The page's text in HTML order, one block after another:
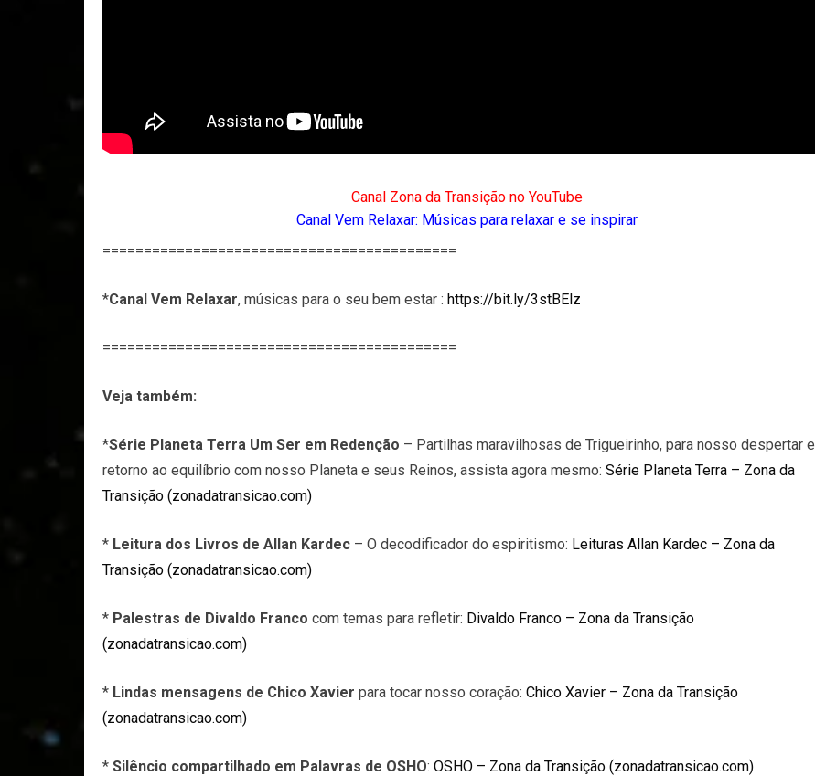
Canal Zona da Transição no YouTube
Canal Vem Relaxar: Músicas para relaxar e se inspirar
===========================================
*Canal Vem Relaxar, músicas para o seu bem estar : https://bit.ly/3stBElz
===========================================
Veja também:
*Série Planeta Terra Um Ser em Redenção – Partilhas maravilhosas de Trigueirinho, para nosso despertar e
retorno ao equilíbrio com nosso Planeta e seus Reinos, assista agora mesmo: Série Planeta Terra – Zona da
Transição (zonadatransicao.com)
* Leitura dos Livros de Allan Kardec – O decodificador do espiritismo: Leituras Allan Kardec – Zona da
Transição (zonadatransicao.com)
* Palestras de Divaldo Franco com temas para refletir: Divaldo Franco – Zona da Transição
(zonadatransicao.com)
* Lindas mensagens de Chico Xavier para tocar nosso coração: Chico Xavier – Zona da Transição
(zonadatransicao.com)
* Silêncio compartilhado em Palavras de OSHO: OSHO – Zona da Transição (zonadatransicao.com)